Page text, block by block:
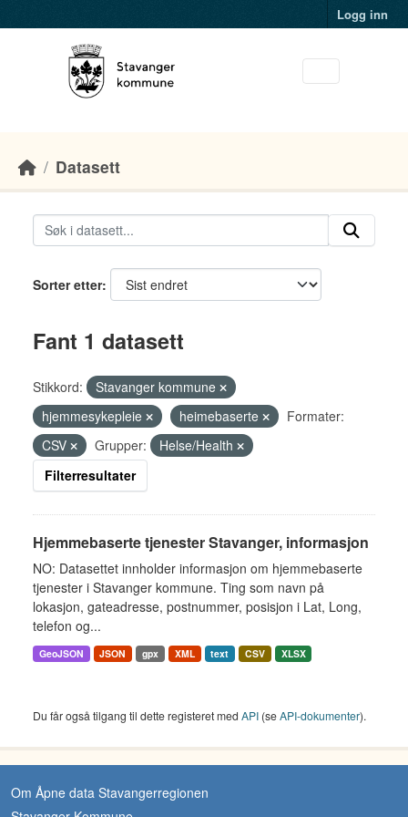
Logg inn
Datasett
Sorter etter
Fant 1 datasett
Stikkord:
Stavanger kommune
hjemmesykepleie
heimebaserte
Formater:
CSV
Grupper:
Helse/Health
Filterresultater
Hjemmebaserte tjenester Stavanger, informasjon
NO: Datasettet innholder informasjon om hjemmebaserte
tjenester i Stavanger kommune. Ting som navn på
lokasjon, gateadresse, postnummer, posisjon i Lat, Long,
telefon og...
GeoJSON JSON gpx XML text CSV XLSX
Du får også tilgang til dette registeret med API (seAPI-dokumenter).
Om Åpne data Stavangerregionen